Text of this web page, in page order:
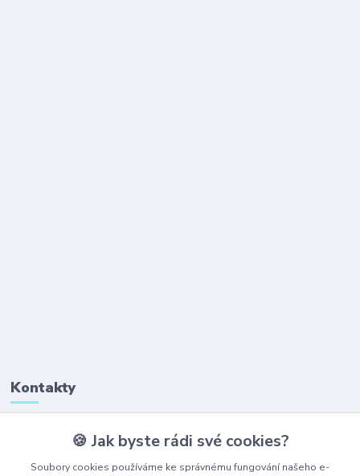
Kontakty
+420 777 323 641
(Po-Pá, 8-16 hod.)
🍪 Jak byste rádi své cookies?
Soubory cookies používáme ke správnému fungování našeho e-